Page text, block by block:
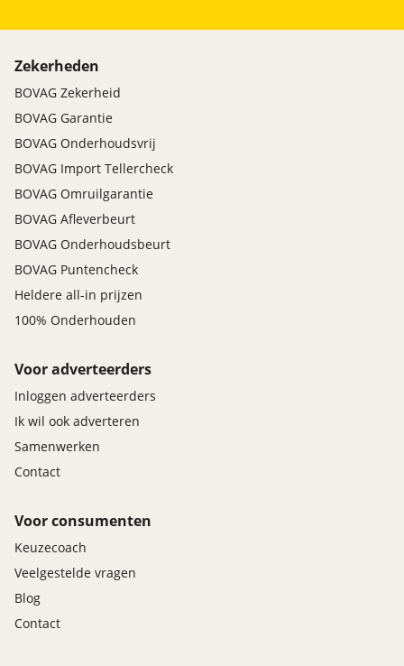
Zekerheden
BOVAG Zekerheid
BOVAG Garantie
BOVAG Onderhoudsvrij
BOVAG Import Tellercheck
BOVAG Omruilgarantie
BOVAG Afleverbeurt
BOVAG Onderhoudsbeurt
BOVAG Puntencheck
Heldere all-in prijzen
100% Onderhouden
Voor adverteerders
Inloggen adverteerders
Ik wil ook adverteren
Samenwerken
Contact
Voor consumenten
Keuzecoach
Veelgestelde vragen
Blog
Contact